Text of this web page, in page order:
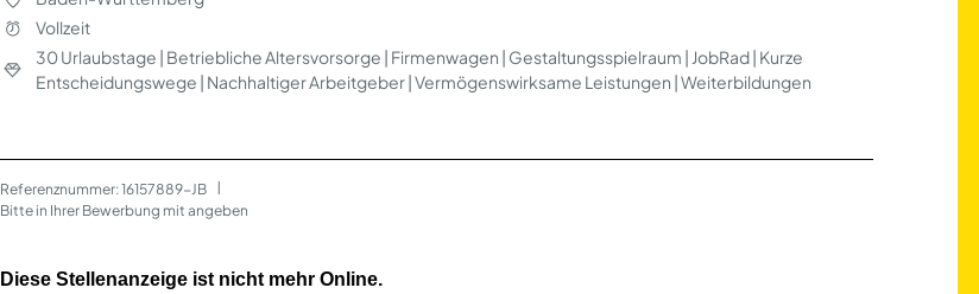
Vollzeit
30 Urlaubstage | Betriebliche Altersvorsorge | Firmenwagen | Gestaltungsspielraum | JobRad | Kurze
Entscheidungswege | Nachhaltiger Arbeitgeber | Vermögenswirksame Leistungen | Weiterbildungen
Referenznummer: 16157889-JB
Bitte in Ihrer Bewerbung mit angeben